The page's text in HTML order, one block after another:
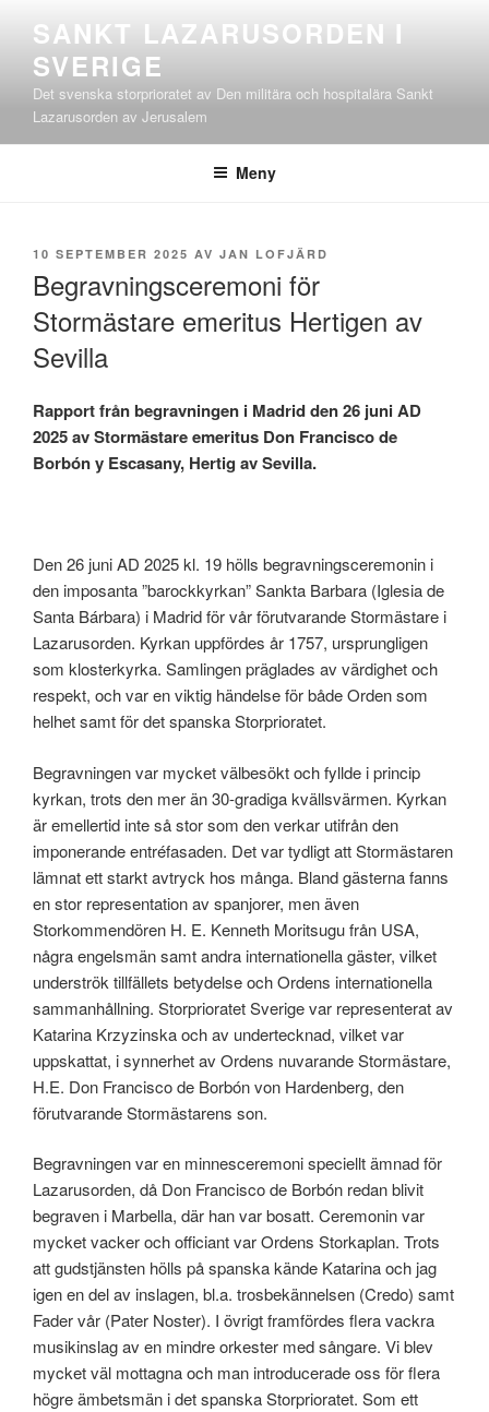
innehåll
SANKT LAZARUSORDEN I
SVERIGE
Det svenska storprioratet av Den militära och hospitalära Sankt
Lazarusorden av Jerusalem
Meny
PUBLICERAT
10 SEPTEMBER 2025 AV JAN LOFJÄRD
Begravningsceremoni för
Stormästare emeritus Hertigen av
Sevilla
Rapport från begravningen i Madrid den 26 juni AD
2025 av Stormästare emeritus Don Francisco de
Borbón y Escasany, Hertig av Sevilla.
Den 26 juni AD 2025 kl. 19 hölls begravningsceremonin i
den imposanta ”barockkyrkan” Sankta Barbara (Iglesia de
Santa Bárbara) i Madrid för vår förutvarande Stormästare i
Lazarusorden. Kyrkan uppfördes år 1757, ursprungligen
som klosterkyrka. Samlingen präglades av värdighet och
respekt, och var en viktig händelse för både Orden som
helhet samt för det spanska Storprioratet.
Begravningen var mycket välbesökt och fyllde i princip
kyrkan, trots den mer än 30-gradiga kvällsvärmen. Kyrkan
är emellertid inte så stor som den verkar utifrån den
imponerande entréfasaden. Det var tydligt att Stormästaren
lämnat ett starkt avtryck hos många. Bland gästerna fanns
en stor representation av spanjorer, men även
Storkommendören H. E. Kenneth Moritsugu från USA,
några engelsmän samt andra internationella gäster, vilket
underströk tillfällets betydelse och Ordens internationella
sammanhållning. Storprioratet Sverige var representerat av
Katarina Krzyzinska och av undertecknad, vilket var
uppskattat, i synnerhet av Ordens nuvarande Stormästare,
H.E. Don Francisco de Borbón von Hardenberg, den
förutvarande Stormästarens son.
Begravningen var en minnesceremoni speciellt ämnad för
Lazarusorden, då Don Francisco de Borbón redan blivit
begraven i Marbella, där han var bosatt. Ceremonin var
mycket vacker och officiant var Ordens Storkaplan. Trots
att gudstjänsten hölls på spanska kände Katarina och jag
igen en del av inslagen, bl.a. trosbekännelsen (Credo) samt
Fader vår (Pater Noster). I övrigt framfördes flera vackra
musikinslag av en mindre orkester med sångare. Vi blev
mycket väl mottagna och man introducerade oss för flera
högre ämbetsmän i det spanska Storprioratet. Som ett